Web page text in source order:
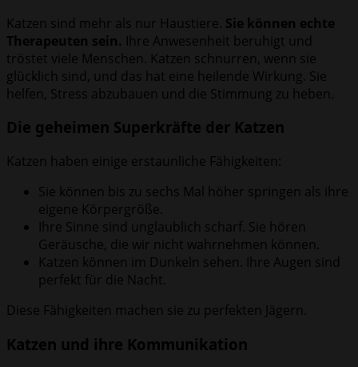
Katzen sind mehr als nur Haustiere. Sie können echte
Therapeuten sein. Ihre Anwesenheit beruhigt und
tröstet viele Menschen. Katzen schnurren, wenn sie
glücklich sind, und das hat eine heilende Wirkung. Sie
helfen, Stress abzubauen und die Stimmung zu heben.
Die geheimen Superkräfte der Katzen
Katzen haben einige erstaunliche Fähigkeiten:
Sie können bis zu sechs Mal höher springen als ihre
eigene Körpergröße.
Ihre Sinne sind unglaublich scharf. Sie hören
Geräusche, die wir nicht wahrnehmen können.
Katzen können im Dunkeln sehen. Ihre Augen sind
perfekt für die Nacht.
Diese Fähigkeiten machen sie zu perfekten Jägern.
Katzen und ihre Kommunikation